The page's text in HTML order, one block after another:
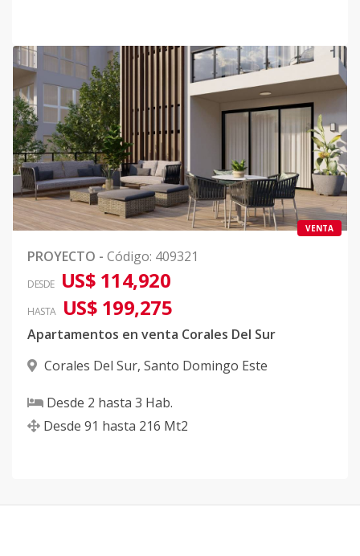
VENTA
PROYECTO - Código: 409321
DESDE US$ 114,920
HASTA US$ 199,275
Apartamentos en venta Corales Del Sur
Corales Del Sur, Santo Domingo Este
Desde 2 hasta 3 Hab.
Desde 91 hasta 216 Mt2